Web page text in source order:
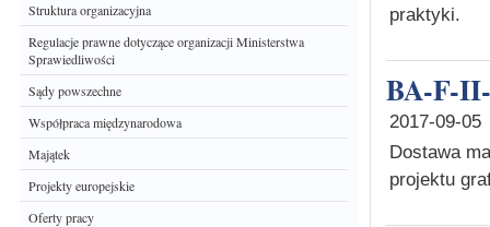
Struktura organizacyjna
Regulacje prawne dotyczące organizacji Ministerstwa
Sprawiedliwości
Sądy powszechne
Współpraca międzynarodowa
Majątek
Projekty europejskie
Oferty pracy
praktyki.
BA-F-
2017-09-05
Dostawa
projektu